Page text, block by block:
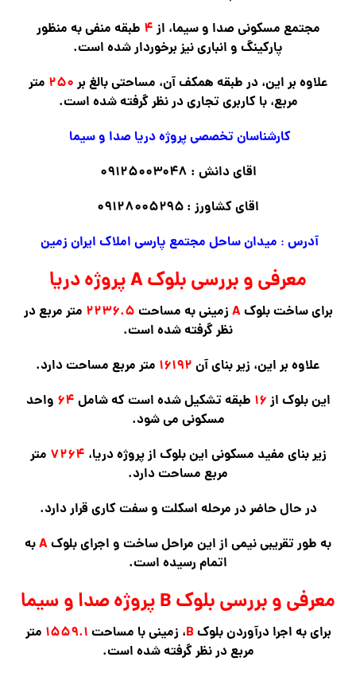
مجتمع مسکونی صدا و سیما، از ۴ طبقه منفی به منظور
پارکینگ و انباری نیز برخوردار شده است.
علاوه بر این، در طبقه همکف آن، مساحتی بالغ بر ۲۵۰ متر
مربع، با کاربری تجاری در نظر گرفته شده است.
کارشناسان تخصصی پروژه دریا صدا و سیما
اقای دانش : ۰۹۱۲۵۰۰۳۰۴۸
اقای کشاورز : ۰۹۱۲۸۰۰۵۲۹۵
آدرس : میدان ساحل مجتمع پارسی املاک ایران زمین
معرفی و بررسی بلوک A پروژه دریا
برای ساخت بلوکA زمینی به مساحت ۲۲۳۶.۵ متر مربع در
نظر گرفته شده است.
علاوه بر این، زیر بنای آن ۱۶۱۹۲ متر مربع مساحت دارد.
این بلوک از ۱۶ طبقه تشکیل شده است که شامل ۶۴ واحد
مسکونی می شود.
زیر بنای مفید مسکونی این بلوک از پروژه دریا، ۷۲۶۴ متر
مربع مساحت دارد.
در حال حاضر در مرحله اسکلت و سفت کاری قرار دارد.
به طور تقریبی نیمی از این مراحل ساخت و اجرای بلوکAبه
اتمام رسیده است.
معرفی و بررسی بلوک B پروژه صدا و سیما
برای به اجرا درآوردن بلوک B، زمینی با مساحت ۱۵۵۹.۱ متر
مربع در نظر گرفته شده است.